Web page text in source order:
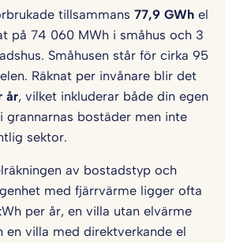
tillsammans 77,9 GWh el
på 74 060 MWh i småhus och 3
Småhusen står för cirka 95
Räknat per invånare blir det
år, vilket inkluderar både din egen
grannarnas bostäder men inte
sektor.
av bostadstyp och
med fjärrvärme ligger ofta
per år, en villa utan elvärme
en villa med direktverkande el